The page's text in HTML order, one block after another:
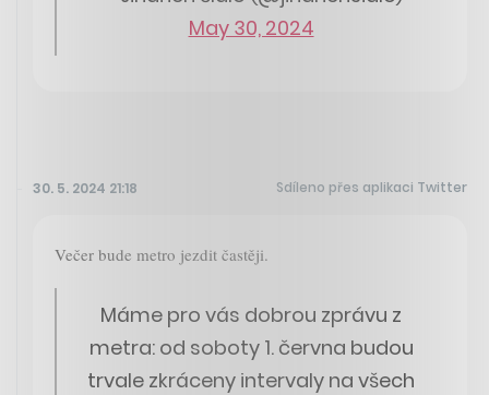
May 30, 2024
30. 5. 2024 21:18 Sdíleno přes aplikaci Twitter
Večer bude metro jezdit častěji.
Máme pro vás dobrou zprávu z
metra: od soboty 1. června budou
trvale zkráceny intervaly na všech